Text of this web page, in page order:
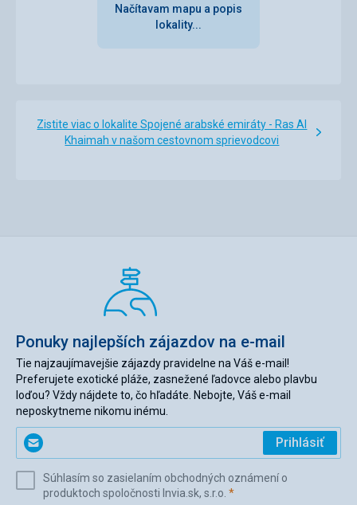
Načítavam mapu a popis
lokality...
Zistite viac o lokalite Spojené arabské emiráty - Ras Al
Khaimah v našom cestovnom sprievodcovi
Ponuky najlepších zájazdov na e-mail
Tie najzaujímavejšie zájazdy pravidelne na Váš e-mail!
Preferujete exotické pláže, zasnežené ľadovce alebo plavbu
loďou? Vždy nájdete to, čo hľadáte. Nebojte, Váš e-mail
neposkytneme nikomu inému.
Zadajte
svoj
(povinné)
Prihlásiť
Súhlasím so zasielaním obchodných oznámení o
produktoch spoločnosti Invia.sk, s.r.o. *(povinné)